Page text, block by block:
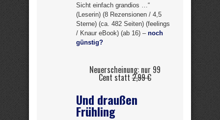
Sicht einfach grandios …“
(Leserin) (8 Rezensionen / 4,5
Sterne) (ca. 482 Seiten) (feelings
/ Knaur eBook) (ab 16) – noch
günstig?
Neuerscheinung: nur 99
Cent statt2,99 €
Und draußen
Frühling